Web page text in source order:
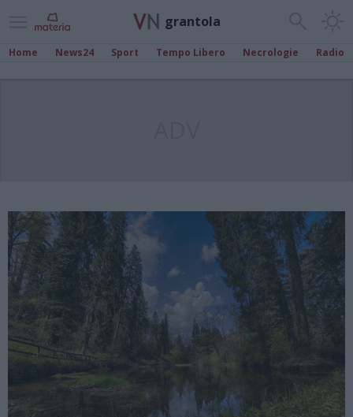
grantola
Home News24 Sport Tempo Libero Necrologie Radio